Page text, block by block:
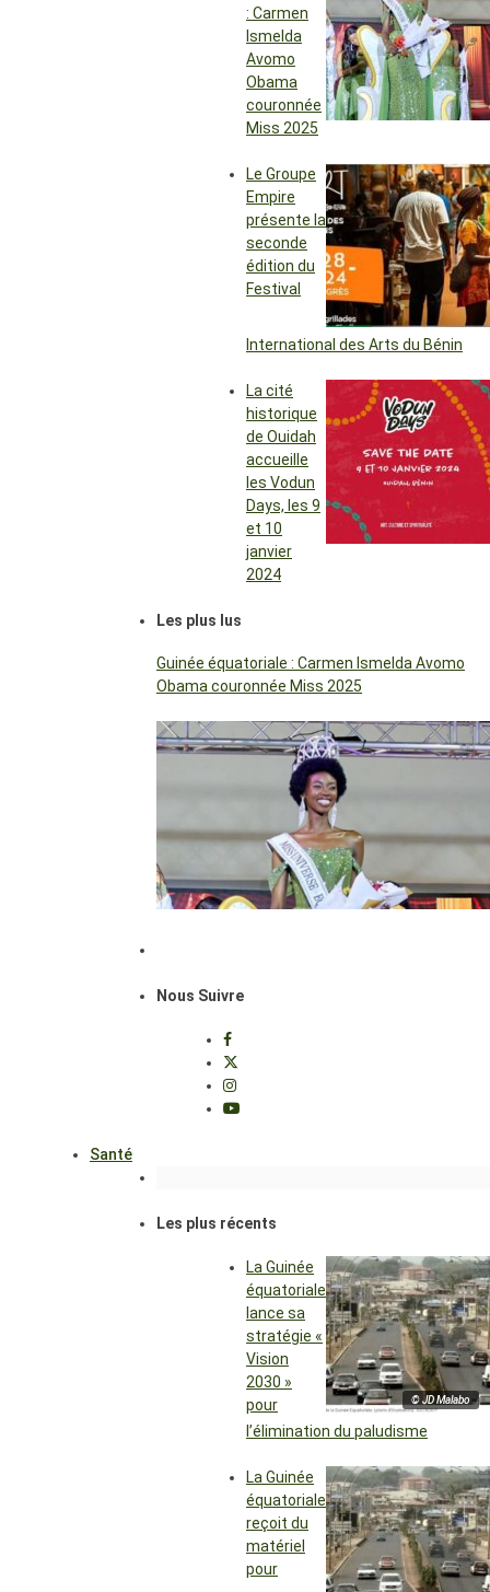
: Carmen
Ismelda
Avomo
Obama
couronnée
Miss 2025
Le Groupe
Empire
présente la
seconde
édition du
Festival
International des Arts du Bénin
La cité
historique
de Ouidah
accueille
les Vodun
Days, les 9
et 10
janvier
2024
Les plus lus
Guinée équatoriale : Carmen Ismelda Avomo
Obama couronnée Miss 2025
Nous Suivre
Santé
Les plus récents
© JD Malabo
La Guinée
équatoriale
lance sa
stratégie «
Vision
2030 »
pour
l’élimination du paludisme
La Guinée
équatoriale
reçoit du
matériel
pour